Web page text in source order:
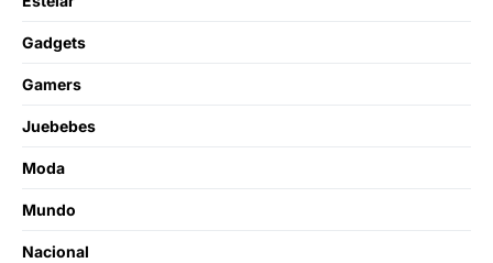
Gadgets
Gamers
Juebebes
Moda
Mundo
Nacional